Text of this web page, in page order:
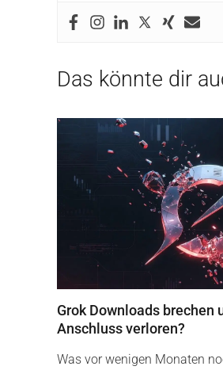
Das könnte dir
Grok Downloads brechen
Anschluss verloren?
Was vor wenigen Monaten